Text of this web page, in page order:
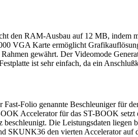
den RAM-Ausbau auf 12 MB, indem
VGA Karte ermöglicht
gewährt. Der Videomode
ist sehr einfach, da ein
Folio genannte Beschleuniger für
Accelerator für das ST-BOOK
Die Leistungsdaten liegen
den vierten Accelerator auf